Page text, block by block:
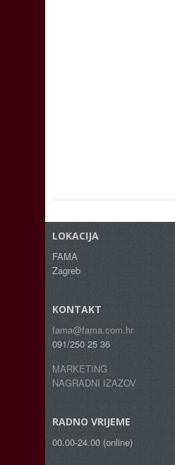
LOKACIJA
FAMA
Zagreb
KONTAKT
fama@fama.com.hr
091/250 25 36
MARKETING
NAGRADNI IZAZOV
RADNO VRIJEME
00.00-24.00 (online)